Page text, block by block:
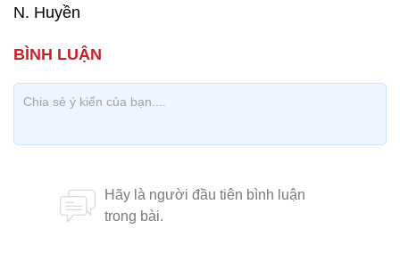
N. Huyền